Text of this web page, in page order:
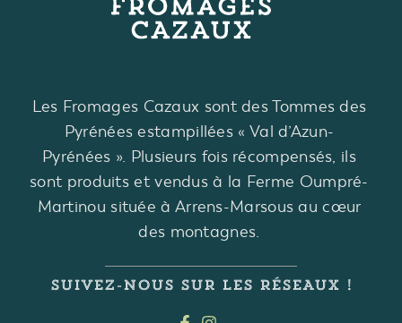
Les Fromages Cazaux sont des Tommes des
Pyrénées estampillées « Val d’Azun-
Pyrénées ». Plusieurs fois récompensés, ils
sont produits et vendus à la Ferme Oumpré-
Martinou située à Arrens-Marsous au cœur
des montagnes.
SUIVEZ-NOUS SUR LES RÉSEAUX !